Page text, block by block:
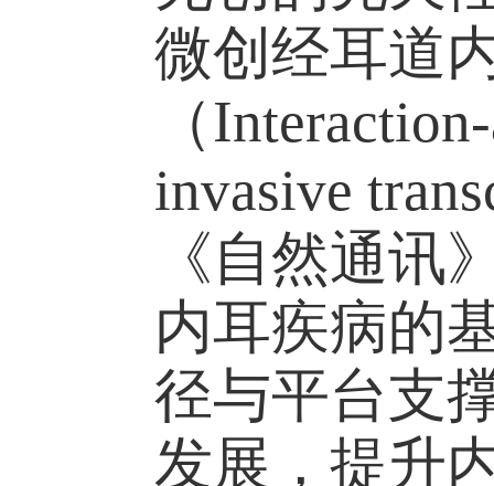
微创经耳道
（
invasive
《自然通讯
内耳疾病的
径与平台支
发展，提升